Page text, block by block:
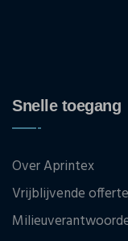
Snelle toegang
Over Aprintex
Vrijblijvende offerte